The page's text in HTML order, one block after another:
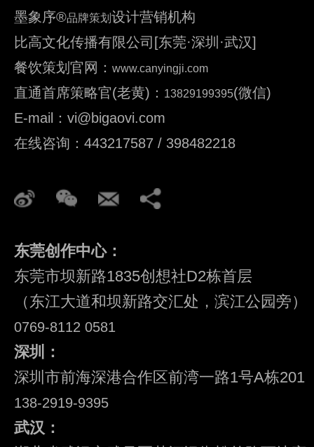
墨象序®品牌策划 设计营销机构
比高文化传播有限公司[东莞·深圳·武汉]
餐饮策划官网： www.canyingji.com
直通首席策略官(老黄)： 13829199395(微信)
E-mail：vi@bigaovi.com
在线咨询：443217587 / 398482218
东莞创作中心：
东莞市坝新路1835创想社D2栋首层
（东江大道和坝新路交汇处，滨江公园旁）
0769-8112 0581
深圳：
深圳市前海深港合作区前湾一路1号A栋201
138-2919-9395
武汉：